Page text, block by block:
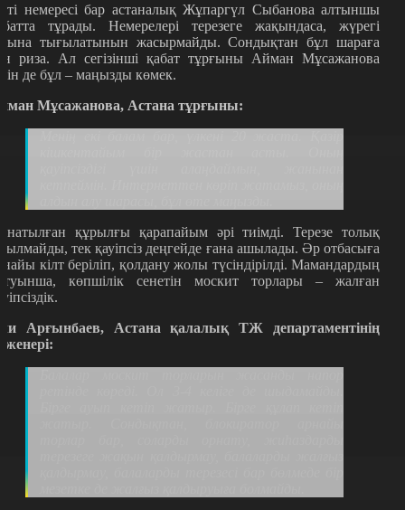
немересі бар астаналық Жұпаргүл Сыбанова алтыншы
тұрады. Немерелері терезеге жақындаса, жүрегі
тығылатынын жасырмайды. Сондықтан бұл шараға
риза. Ал сегізінші қабат тұрғыны Айман Мұсажанова
де бұл – маңызды көмек.
Мұсажанова, Астана тұрғыны:
құрылғы қарапайым әрі тиімді. Терезе толық
тек қауіпсіз деңгейде ғана ашылады. Әр отбасыға
кілт беріліп, қолдану жолы түсіндірілді. Мамандардың
көпшілік сенетін москит торлары – жалған
Арғынбаев, Астана қалалық ТЖ департаментінің